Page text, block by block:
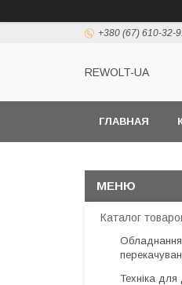
+380 (67) 610-32-
REWOLT-UA
ГЛАВНАЯ
Каталог
Техніка